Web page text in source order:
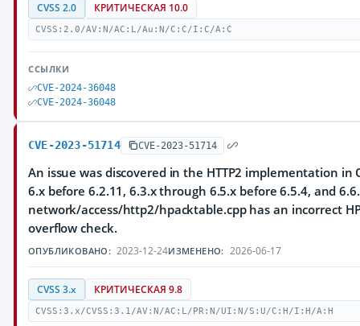
CVSS 2.0 КРИТИЧЕСКАЯ 10.0
CVSS:2.0/AV:N/AC:L/Au:N/C:C/I:C/A:C
ССЫЛКИ
CVE-2024-36048
CVE-2024-36048
CVE-2023-51714 CVE-2023-51714
An issue was discovered in the HTTP2 implementation in
6.x before 6.2.11, 6.3.x through 6.5.x before 6.5.4, and
network/access/http2/hpacktable.cpp has an incorrect
overflow check.
ОПУБЛИКОВАНО: 2023-12-24ИЗМЕНЕНО: 2026-06-17
CVSS 3.x КРИТИЧЕСКАЯ 9.8
CVSS:3.x/CVSS:3.1/AV:N/AC:L/PR:N/UI:N/S:U/C:H/I:H/A:H